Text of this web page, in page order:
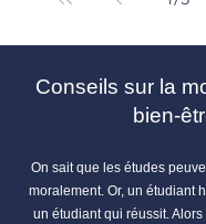
Conseils sur la
bien-
On sait que les études
moralement. Or, un étudiant
un étudiant qui réussit.